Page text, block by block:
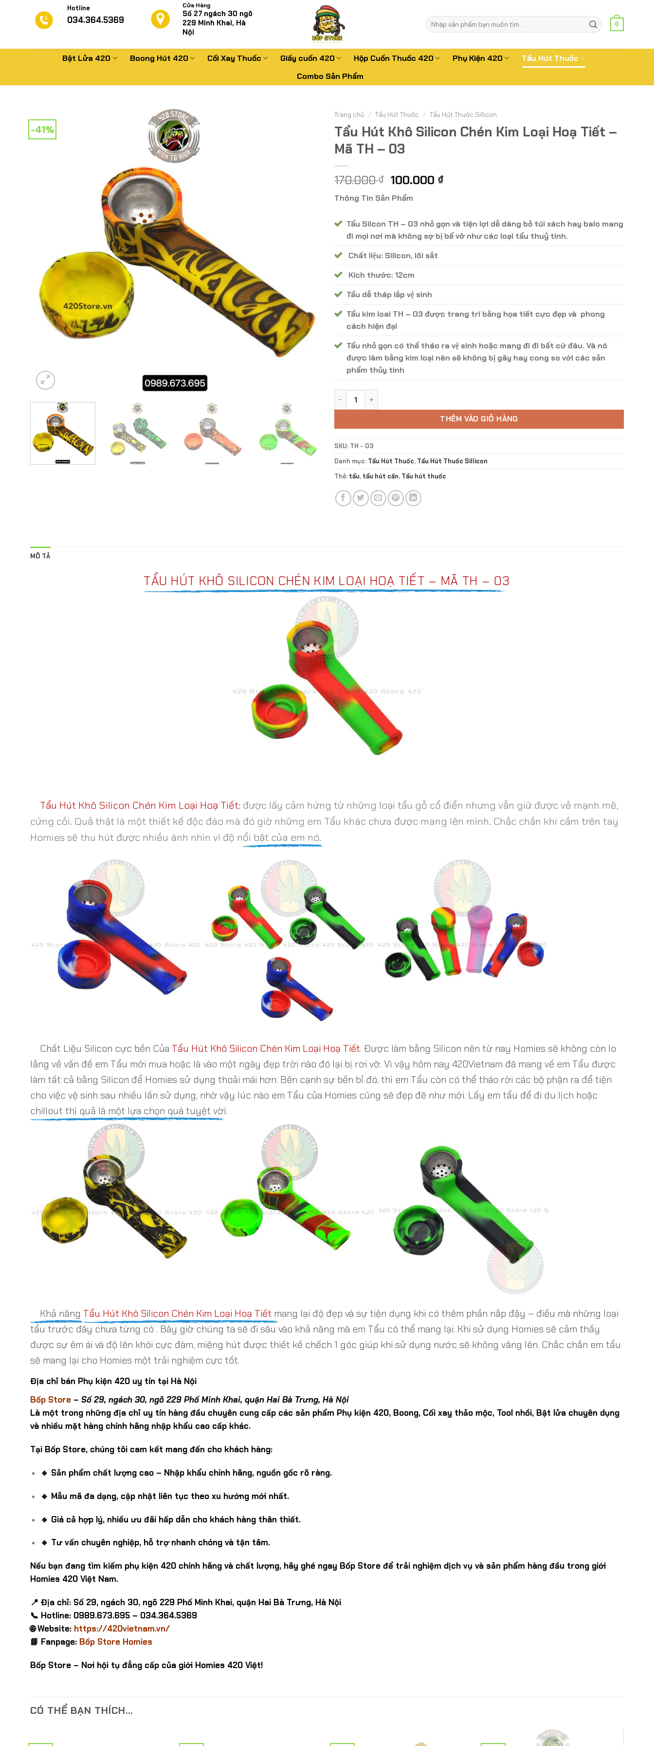
Hotline
034.364.5369
Cửa Hàng
Số 27 ngách 30 ngõ
229 Minh Khai, Hà
Nội
Tìm
kiếm:
0
Bật Lửa 420 Boong Hút 420 Cối Xay Thuốc Giấy cuốn 420 Hộp Cuốn Thuốc 420 Phụ Kiện 420
Tẩu Hút Thuốc
Combo Sản Phẩm
-41%
Trang chủ / Tẩu Hút Thuốc / Tẩu Hút Thuốc Sillicon
Tẩu Hút Khô Silicon Chén Kim Loại Hoạ Tiết –
Mã TH – 03
170.000₫ Giá
gốc
là:
100.000 ₫Giá
100.000 ₫.
Thông Tin Sản Phẩm
Tẩu Silcon TH – 03 nhỏ gọn và tiện lợi dễ dàng bỏ túi xách hay balo mang
đi mọi nơi mà không sợ bị bể vỡ như các loại tẩu thuỷ tinh.
Chất liệu: Silicon, lõi sắt
Kích thước: 12cm
Tẩu dễ tháp lắp vệ sinh
Tẩu kim loai TH – 03 được trang trí bằng họa tiết cực đẹp và phong
cách hiện đại
Tẩu nhỏ gọn có thể tháo ra vệ sinh hoặc mang đi đi bất cứ đâu. Và nó
được làm bằng kim loại nên sẽ không bị gãy hay cong so với các sản
phẩm thủy tinh
THÊM VÀO GIỎ HÀNG
SKU: TH - 03
Danh mục: Tẩu Hút Thuốc, Tẩu Hút Thuốc Sillicon
Thẻ: tẩu, tẩu hút cần, Tẩu hút thuốc
MÔ TẢ
TẨU HÚT KHÔ SILICON CHÉN KIM LOẠI HOẠ TIẾT – MÃ TH – 03
Tẩu Hút Khô Silicon Chén Kim Loại Hoạ Tiết: được lấy cảm hứng từ những loại tẩu gỗ cổ điển nhưng vẫn giữ được vẻ mạnh mẽ,
cứng cỏi. Quả thật là một thiết kế độc đáo mà đó giờ những em Tẩu khác chưa được mang lên mình. Chắc chắn khi cầm trên tay
Homies sẽ thu hút được nhiều ánh nhìn vì độ nổi bật của em nó.
Chất Liệu Silicon cực bền Của Tẩu Hút Khô Silicon Chén Kim Loại Hoạ Tiết. Được làm bằng Silicon nên từ nay Homies sẽ không còn lo
lắng về vấn đề em Tẩu mới mua hoặc là vào một ngày đẹp trời nào đó lại bị rơi vỡ. Vì vậy hôm nay 420Vietnam đã mang về em Tẩu được
làm tất cả bằng Silicon để Homies sử dụng thoải mái hơn. Bên cạnh sự bền bỉ đó, thì em Tẩu còn có thể tháo rời các bộ phận ra để tiện
cho việc vệ sinh sau nhiều lần sử dụng, nhờ vậy lúc nào em Tẩu của Homies cũng sẽ đẹp đẽ như mới. Lấy em tẩu để đi du lịch hoặc
chillout thì quả là một lựa chọn quá tuyệt vời.
Khả năng Tẩu Hút Khô Silicon Chén Kim Loại Hoạ Tiết mang lại độ đẹp và sự tiện dụng khi có thêm phần nắp đậy – điều mà những loại
tẩu trước đây chưa từng có . Bây giờ chúng ta sẽ đi sâu vào khả năng mà em Tẩu có thể mang lại. Khi sử dụng Homies sẽ cảm thấy
được sự êm ái và độ lên khói cực đàm, miệng hút được thiết kế chếch 1 góc giúp khi sử dụng nước sẽ không văng lên. Chắc chắn em tẩu
sẽ mang lại cho Homies một trải nghiệm cực tốt.
Địa chỉ bán Phụ kiện 420 uy tín tại Hà Nội
Bốp Store – Số 29, ngách 30, ngõ 229 Phố Minh Khai, quận Hai Bà Trưng, Hà Nội
Là một trong những địa chỉ uy tín hàng đầu chuyên cung cấp các sản phẩm Phụ kiện 420, Boong, Cối xay thảo mộc, Tool nhồi, Bật lửa chuyên dụng
và nhiều mặt hàng chính hãng nhập khẩu cao cấp khác.
Tại Bốp Store, chúng tôi cam kết mang đến cho khách hàng:
🔹 Sản phẩm chất lượng cao – Nhập khẩu chính hãng, nguồn gốc rõ ràng.
🔹 Mẫu mã đa dạng, cập nhật liên tục theo xu hướng mới nhất.
🔹 Giá cả hợp lý, nhiều ưu đãi hấp dẫn cho khách hàng thân thiết.
🔹 Tư vấn chuyên nghiệp, hỗ trợ nhanh chóng và tận tâm.
Nếu bạn đang tìm kiếm phụ kiện 420 chính hãng và chất lượng, hãy ghé ngay Bốp Store để trải nghiệm dịch vụ và sản phẩm hàng đầu trong giới
Homies 420 Việt Nam.
📍 Địa chỉ: Số 29, ngách 30, ngõ 229 Phố Minh Khai, quận Hai Bà Trưng, Hà Nội
📞 Hotline: 0989.673.695 – 034.364.5369
🌐 Website: https://420vietnam.vn/
📘 Fanpage: Bốp Store Homies
Bốp Store – Nơi hội tụ đẳng cấp của giới Homies 420 Việt!
CÓ THỂ BẠN THÍCH…